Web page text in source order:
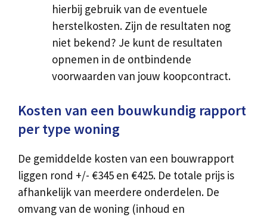
hierbij gebruik van de eventuele
herstelkosten. Zijn de resultaten nog
niet bekend? Je kunt de resultaten
opnemen in de ontbindende
voorwaarden van jouw koopcontract.
Kosten van een bouwkundig rapport
per type woning
De gemiddelde kosten van een bouwrapport
liggen rond +/- €345 en €425. De totale prijs is
afhankelijk van meerdere onderdelen. De
omvang van de woning (inhoud en